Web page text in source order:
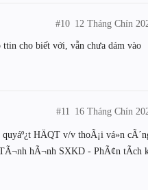
12 Tháng Chín
#10
ttin cho biết với, vẫn chưa dám vào
16 Tháng Chín
#11
HÄQT v/v thoÃ¡i vá»n
hÃ¬nh SXKD - PhÃ¢n tÃ­ch